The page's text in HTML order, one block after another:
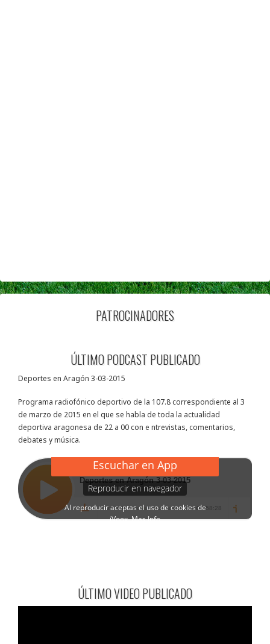
PATROCINADORES
ÚLTIMO PODCAST PUBLICADO
Deportes en Aragón 3-03-2015
Programa radiofónico deportivo de la 107.8 correspondiente al 3
de marzo de 2015 en el que se habla de toda la actualidad
deportiva aragonesa de 22 a 00 con e ntrevistas, comentarios,
debates y música.
ÚLTIMO VIDEO PUBLICADO